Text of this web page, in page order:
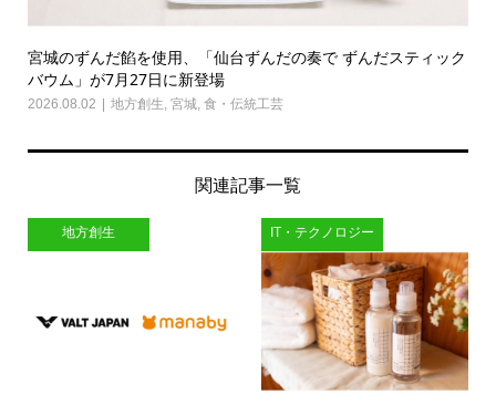
宮城のずんだ餡を使用、「仙台ずんだの奏で ずんだスティック
バウム」が7月27日に新登場
2026.08.02 地方創生, 宮城, 食・伝統工芸
関連記事一覧
地方創生 IT・テクノロジー